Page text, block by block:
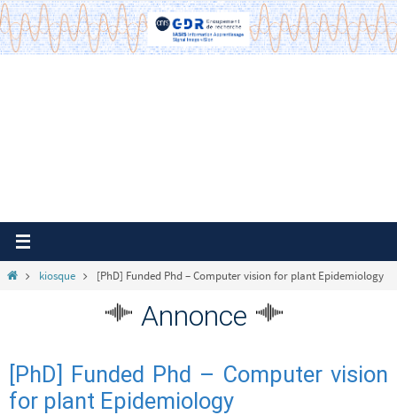
Passer
vers
le
Homekiosque [PhD] Funded Phd – Computer vision for plant Epidemiology
Annonce
[PhD] Funded Phd – Computer vision
for plant Epidemiology